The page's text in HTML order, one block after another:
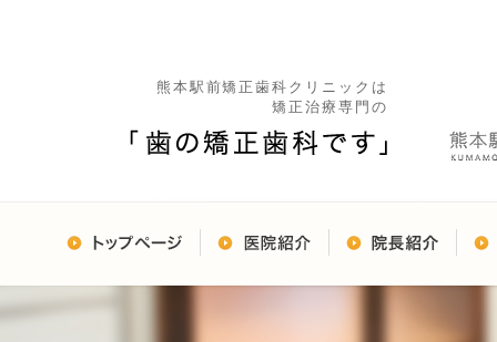
熊本駅前矯正歯科クリニックは
矯正治療専門の